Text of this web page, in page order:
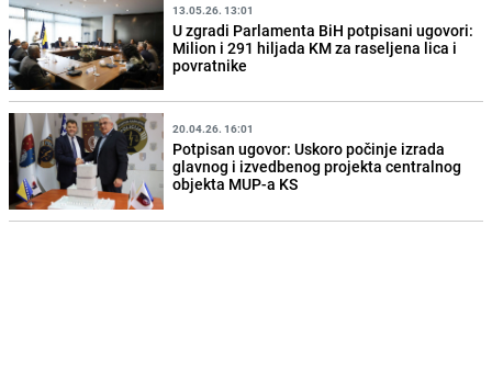
13.05.26. 13:01
U zgradi Parlamenta BiH potpisani ugovori:
Milion i 291 hiljada KM za raseljena lica i
povratnike
20.04.26. 16:01
Potpisan ugovor: Uskoro počinje izrada
glavnog i izvedbenog projekta centralnog
objekta MUP-a KS